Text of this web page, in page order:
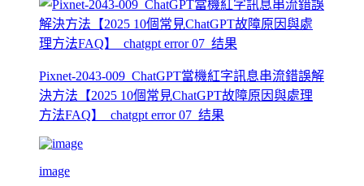
Pixnet-2043-009_ChatGPT當機紅字訊息串流錯誤解
決方法【2025 10個常見ChatGPT故障原因與處理
方法FAQ】_chatgpt error 07_结果
image